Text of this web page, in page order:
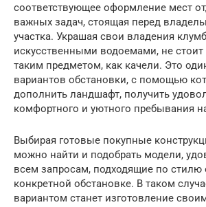
соответствующее оформление мест
важных задач, стоящая перед
участка. Украшая свои владения
искусственными водоемами, не стоит
таким предметом, как качели. Это
вариантов обстановки, с помощью
дополнить ландшафт, получить
комфортного и уютного пребывания
Выбирая готовые покупные
можно найти и подобрать модели,
всем запросам, подходящие по
конкретной обстановке. В таком
вариантом станет изготовление